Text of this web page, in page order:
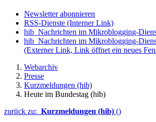
Newsletter abonnieren
RSS-Dienste (Interner Link)
hib_Nachrichten im Mikroblogging-
hib_Nachrichten im Mikroblogging-
(Externer Link, Link öffnet ein neues
Webarchiv
Presse
Kurzmeldungen (hib)
Heute im Bundestag (hib)
zurück zu: Kurzmeldungen (hib) ()